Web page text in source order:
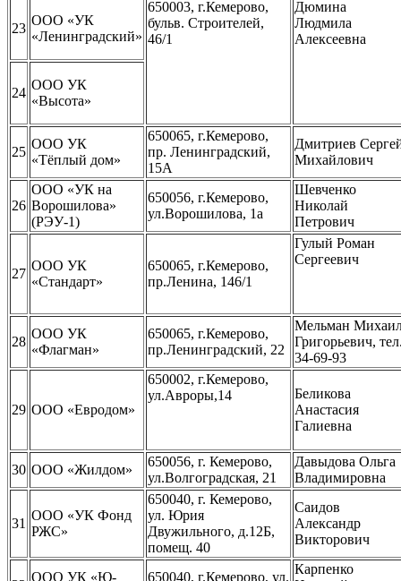
23
ООО «УК
«Ленинградский»
650003, г.Кемерово,
бульв. Строителей,
46/1
Дюмина
Людмила
Алексеевна
24
ООО УК
«Высота»
25
ООО УК
«Тёплый дом»
650065, г.Кемерово,
пр. Ленинградский,
15А
Дмитриев
Михайлович
26
ООО «УК на
Ворошилова»
(РЭУ-1)
650056, г.Кемерово,
ул.Ворошилова, 1а
Шевченко
Николай
Петрович
27
ООО УК
«Стандарт»
650065, г.Кемерово,
пр.Ленина, 146/1
Гулый Роман
Сергеевич
28
ООО УК
«Флагман»
650065, г.Кемерово,
пр.Ленинградский, 22
Мельман
Григорьевич,
34-69-93
29 ООО «Евродом»
650002, г.Кемерово,
ул.Авроры,14
Беликова
Анастасия
Галиевна
30 ООО «Жилдом»
650056, г. Кемерово,
ул.Волгоградская, 21
Давыдова Ольга
Владимировна
31
ООО «УК Фонд
РЖС»
650040, г. Кемерово,
ул. Юрия
Двужильного, д.12Б,
помещ. 40
Саидов
Александр
Викторович
ООО УК «Ю- 650040, г.Кемерово, ул.
Карпенко